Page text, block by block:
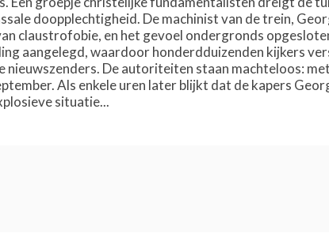
doopplechtigheid. De machinist van de trein,
claustrofobie, en het gevoel ondergronds
aangelegd, waardoor honderdduizenden kijkers
nieuwszenders. De autoriteiten staan machteloos:
Als enkele uren later blijkt dat de kapers
situatie...